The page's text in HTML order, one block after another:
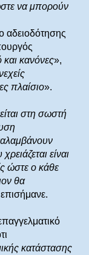
να μπορούν
αδειοδότησης
και κανόνες»,
πλαίσιο».
στη σωστή
είναι
ώστε ο κάθε
θα
κατάστασης